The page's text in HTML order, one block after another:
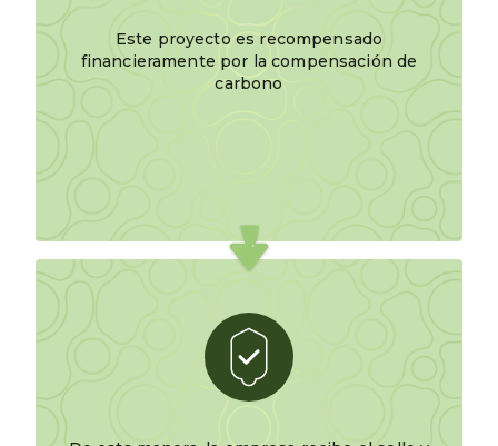
Este proyecto es recompensado
financieramente por la compensación de
carbono